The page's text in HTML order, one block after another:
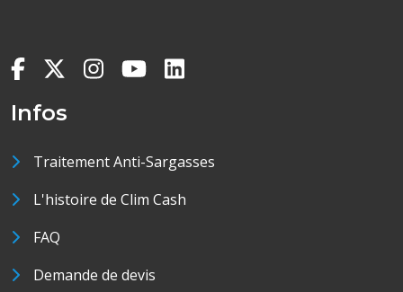
Infos
Traitement Anti-Sargasses
L'histoire de Clim Cash
FAQ
Demande de devis